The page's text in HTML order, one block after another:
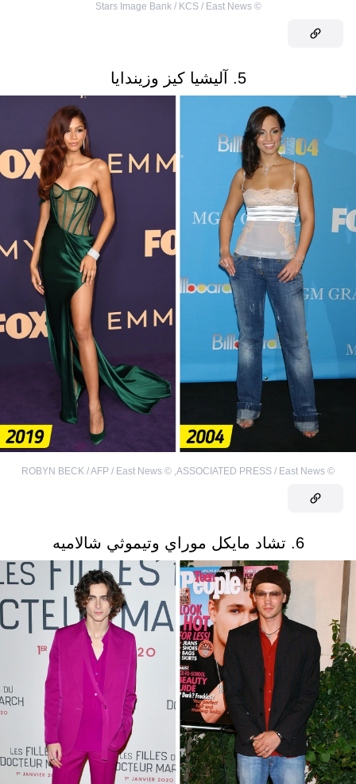
©
Stars Image Bank / KCS / East News
5. آليشيا كيز وزيندايا
©
ASSOCIATED PRESS / East News
,
©
ROBYN BECK / AFP / East News
6. تشاد مايكل موراي وتيموثي شالاميه